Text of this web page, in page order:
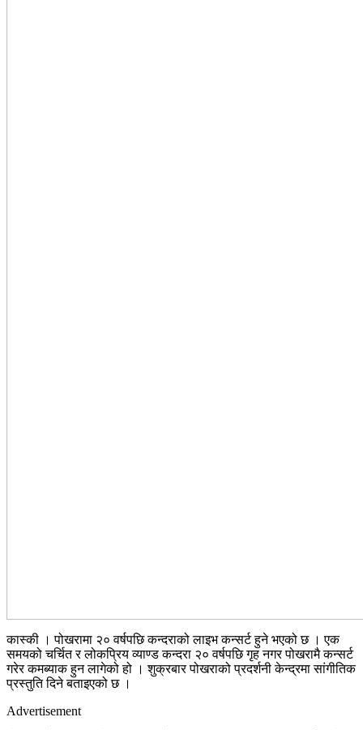
कास्की । पोखरामा २० वर्षपछि कन्दराको लाइभ कन्सर्ट हुने भएको छ । एक
समयको चर्चित र लोकप्रिय व्याण्ड कन्दरा २० वर्षपछि गृह नगर पोखरामै कन्सर्ट
गरेर कमब्याक हुन लागेको हो । शुक्रबार पोखराको प्रदर्शनी केन्द्रमा सांगीतिक
प्रस्तुति दिने बताइएको छ ।
Advertisement